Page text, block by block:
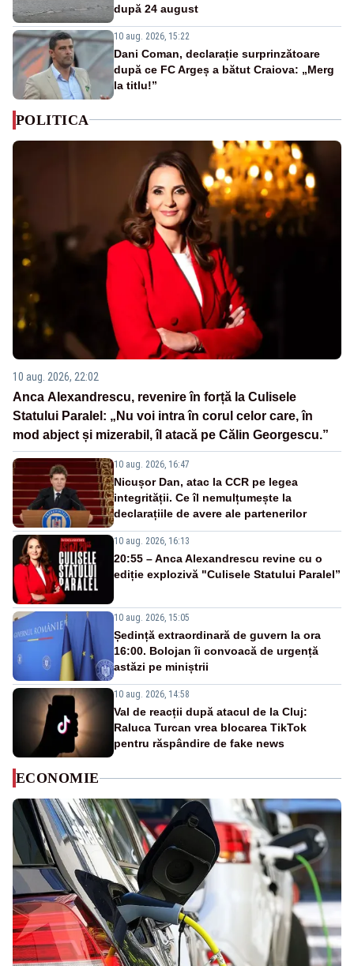
după 24 august
10 aug. 2026, 15:22
Dani Coman, declarație surprinzătoare
după ce FC Argeș a bătut Craiova: „Merg
la titlu!”
POLITICA
10 aug. 2026, 22:02
Anca Alexandrescu, revenire în forță la Culisele
Statului Paralel: „Nu voi intra în corul celor care, în
mod abject și mizerabil, îl atacă pe Călin Georgescu.”
10 aug. 2026, 16:47
Nicușor Dan, atac la CCR pe legea
integrității. Ce îl nemulțumește la
declarațiile de avere ale partenerilor
10 aug. 2026, 16:13
20:55 – Anca Alexandrescu revine cu o
ediție explozivă "Culisele Statului Paralel”
10 aug. 2026, 15:05
Ședință extraordinară de guvern la ora
16:00. Bolojan îi convoacă de urgență
astăzi pe miniștrii
10 aug. 2026, 14:58
Val de reacții după atacul de la Cluj:
Raluca Turcan vrea blocarea TikTok
pentru răspândire de fake news
ECONOMIE